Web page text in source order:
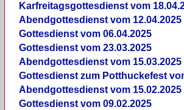
Karfreitagsgottesdienst vom
Abendgottesdienst vom 12.04.2025
Gottesdienst vom 06.04.2025
Gottesdienst vom 23.03.2025
Abendgottesdienst vom 15.03.2025
Gottesdienst zum Potthuckefest
Abendgottesdienst vom 15.02.2025
Gottesdienst vom 09.02.2025